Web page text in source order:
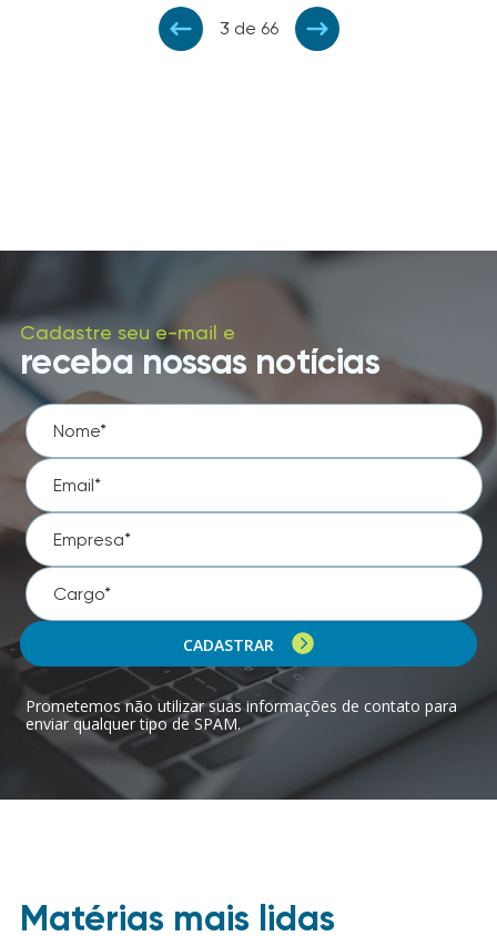
3 de 66
Cadastre seu e-mail e
receba nossas notícias
CADASTRAR
Prometemos não utilizar suas informações de contato para
enviar qualquer tipo de SPAM.
Matérias mais lidas